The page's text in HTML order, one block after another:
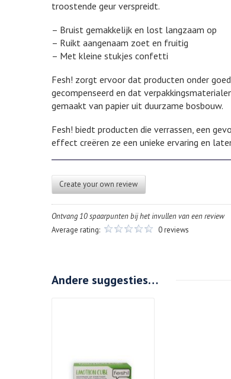
troostende geur verspreidt.
– Bruist gemakkelijk en lost langzaam op
– Ruikt aangenaam zoet en fruitig
– Met kleine stukjes confetti
Fesh! zorgt ervoor dat producten onder
gecompenseerd en dat
gemaakt van papier uit duurzame bosbouw.
Fesh! biedt producten die verrassen, een
effect creëren ze een unieke ervaring en
Create your own review
Ontvang 10 spaarpunten bij het invullen van een review
Average rating:
0 reviews
Andere suggesties…